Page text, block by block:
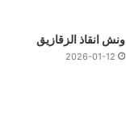
ونش انقاذ الزقازيق
2026-01-12